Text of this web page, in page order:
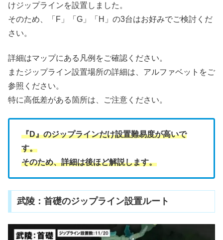
けジップラインを設置しました。
そのため、「F」「G」「H」の3台はお好みでご検討くだ
さい。
詳細はマップにある凡例をご確認ください。
またジップライン設置場所の詳細は、アルファベットをご
参照ください。
特に高低差がある箇所は、ご注意ください。
『D』のジップラインだけ設置難易度が高いで
す。
そのため、詳細は後ほど解説します。
武陵：首礎のジップライン設置ルート